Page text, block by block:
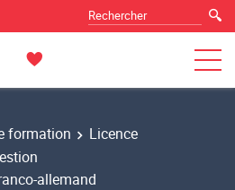
formation
Licence
allemand